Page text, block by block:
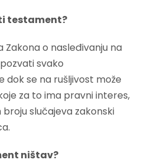
testament?
o nasleđivanju na
svako
dok se na rušljivost može
za to ima pravni interes,
slučajeva zakonski
ništav?